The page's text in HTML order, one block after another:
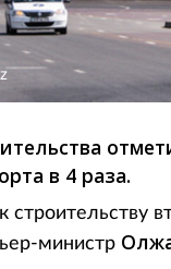
в 4 раза.
строительству
министр